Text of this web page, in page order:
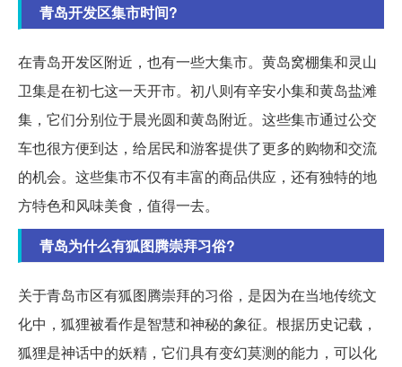
青岛开发区集市时间?
在青岛开发区附近，也有一些大集市。黄岛窝棚集和灵山
卫集是在初七这一天开市。初八则有辛安小集和黄岛盐滩
集，它们分别位于晨光圆和黄岛附近。这些集市通过公交
车也很方便到达，给居民和游客提供了更多的购物和交流
的机会。这些集市不仅有丰富的商品供应，还有独特的地
方特色和风味美食，值得一去。
青岛为什么有狐图腾崇拜习俗?
关于青岛市区有狐图腾崇拜的习俗，是因为在当地传统文
化中，狐狸被看作是智慧和神秘的象征。根据历史记载，
狐狸是神话中的妖精，它们具有变幻莫测的能力，可以化